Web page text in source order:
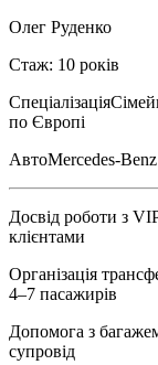
Олег Руденко
Стаж: 10 років
Спеціалізація
по Європі
АвтоMercedes-
Досвід роботи з
клієнтами
Організація
4–7 пасажирів
Допомога з
супровід